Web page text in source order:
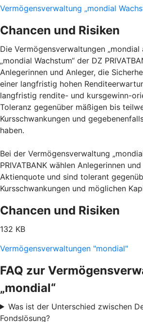
Vermögensverwaltung „mondial
Chancen und Risiken
Die Vermögensverwaltungen „mondial
„mondial Wachstum“ der DZ
Anlegerinnen und Anleger, die
einer langfristig hohen
langfristig rendite- und kursgewinn-
Toleranz gegenüber mäßigen bis
Kursschwankungen und
haben.
Bei der Vermögensverwaltung
PRIVATBANK wählen Anlegerinnen
Aktienquote und sind tolerant
Kursschwankungen und möglichen
Chancen und Risiken
132 KB
Vermögensverwaltungen "mondial"
FAQ zur
„mondial“
Was ist der Unterschied zwischen
Fondslösung?